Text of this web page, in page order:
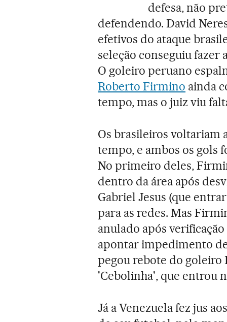
defesa, não
defendendo. David
efetivos do ataque
seleção conseguiu fazer
O goleiro peruano
Roberto Firmino ainda
tempo, mas o juiz viu
Os brasileiros voltariam
tempo, e ambos os gols
No primeiro deles,
dentro da área após
Gabriel Jesus (que
para as redes. Mas
anulado após
apontar impedimento
pegou rebote do goleiro
'Cebolinha', que entrou
Já a Venezuela fez jus